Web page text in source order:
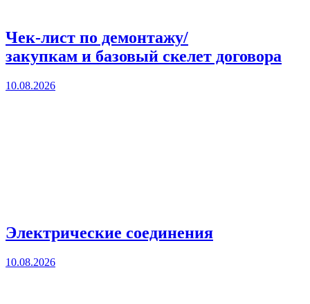
Чек-лист по демонтажу/
закупкам и базовый скелет договора
10.08.2026
Электрические соединения
10.08.2026